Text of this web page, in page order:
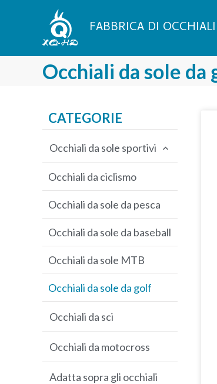
contenuto FABBRICA DI
Occhiali da sole da
CATEGORIE
Occhiali da sole sportivi
Occhiali da ciclismo
Occhiali da sole da pesca
Occhiali da sole da baseball
Occhiali da sole MTB
Occhiali da sole da golf
Occhiali da sci
Occhiali da motocross
Adatta sopra gli occhiali